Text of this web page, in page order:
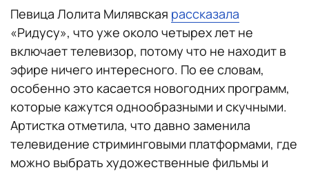
Певица Лолита Милявская рассказала
«Ридусу», что уже около четырех лет не
включает телевизор, потому что не находит в
эфире ничего интересного. По ее словам,
особенно это касается новогодних программ,
которые кажутся однообразными и скучными.
Артистка отметила, что давно заменила
телевидение стриминговыми платформами, где
можно выбрать художественные фильмы и